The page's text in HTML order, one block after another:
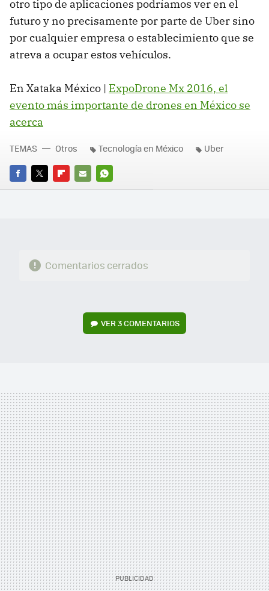
otro tipo de aplicaciones podríamos ver en el
futuro y no precisamente por parte de Uber sino
por cualquier empresa o establecimiento que se
atreva a ocupar estos vehículos.
En Xataka México | ExpoDrone Mx 2016, el
evento más importante de drones en México se
acerca
FACEBOOK
TWITTERFLIPBOARD
E-
WHATSAPP
TEMAS Otros Tecnología en México Uber
Comentarios cerrados
VER3 COMENTARIOS